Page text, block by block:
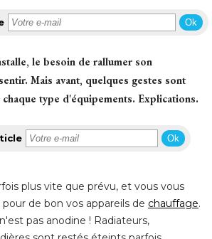
Ok
le besoin de rallumer son
Mais avant, quelques gestes sont
type d'équipements. Explications.
Ok
plus vite que prévu, et vous vous
de bon vos appareils de chauffage.
pas anodine ! Radiateurs,